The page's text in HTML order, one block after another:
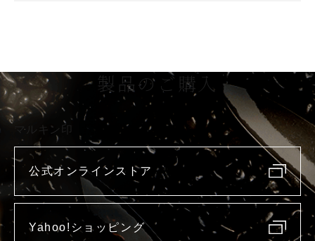
製品のご購入
マルキン印
公式オンラインストア
Yahoo!ショッピング